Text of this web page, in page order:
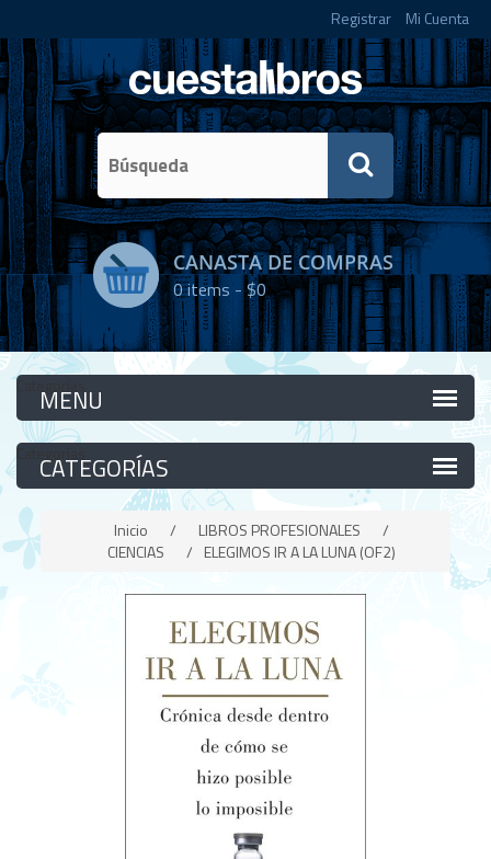
Registrar Mi Cuenta
CANASTA DE COMPRAS
0items -$0
Categorías
Categorías
Inicio / LIBROS PROFESIONALES
/
CIENCIAS
/ ELEGIMOS IR A LA LUNA (OF2)